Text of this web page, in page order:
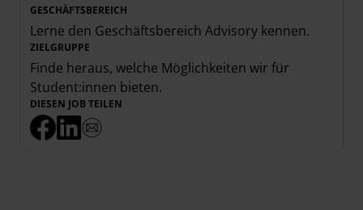
GESCHÄFTSBEREICH
Lerne den Geschäftsbereich Advisory kennen.
ZIELGRUPPE
Finde heraus, welche Möglichkeiten wir für
Student:innen bieten.
DIESEN JOB TEILEN